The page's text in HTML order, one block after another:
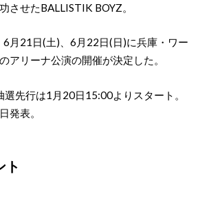
させたBALLISTIK BOYZ。
月21日(土)、6月22日(日)に兵庫・ワー
アリーナ公演の開催が決定した。
選先⾏は1月20日15:00よりスタート。
発表。
ト